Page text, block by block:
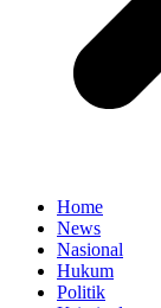
Home
News
Nasional
Hukum
Politik